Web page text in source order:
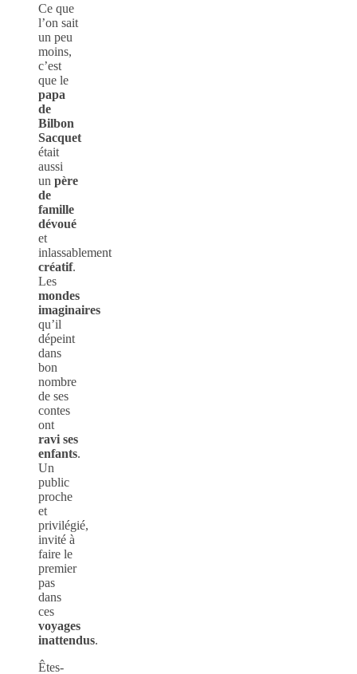
Ce que
l’on sait
un peu
moins,
c’est
que le
papa
de
Bilbon
Sacquet
était
aussi
un père
de
famille
dévoué
et
inlassablement
créatif.
Les
mondes
imaginaires
qu’il
dépeint
dans
bon
nombre
de ses
contes
ont
ravi ses
enfants.
Un
public
proche
et
privilégié,
invité à
faire le
premier
pas
dans
ces
voyages
inattendus.
Êtes-